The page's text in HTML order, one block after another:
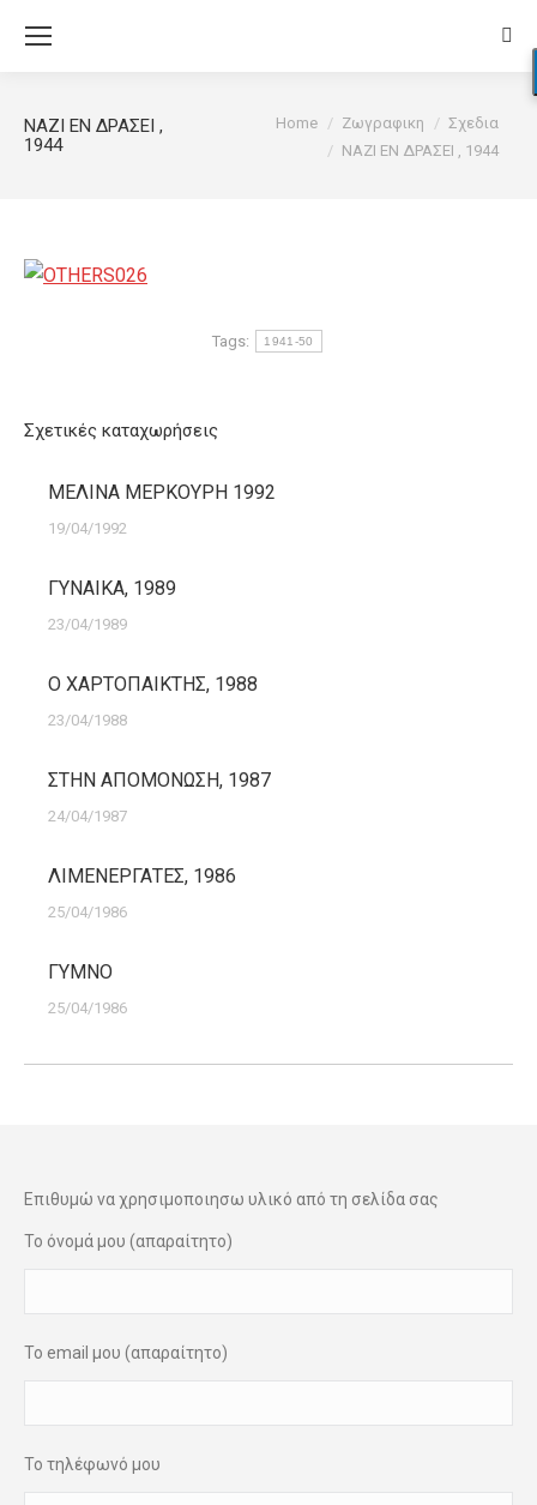
ΝΑΖΙ ΕΝ ΔΡΑΣΕΙ ,
1944
Home Ζωγραφικη
Σχεδια
ΝΑΖΙ ΕΝ ΔΡΑΣΕΙ , 1944
Tags: 1941-50
Σχετικές καταχωρήσεις
ΜΕΛΙΝΑ ΜΕΡΚΟΥΡΗ 1992
19/04/1992
ΓΥΝΑΙΚΑ, 1989
23/04/1989
Ο ΧΑΡΤΟΠΑΙΚΤΗΣ, 1988
23/04/1988
ΣΤΗΝ ΑΠΟΜΟΝΩΣΗ, 1987
24/04/1987
ΛΙΜΕΝΕΡΓΑΤΕΣ, 1986
25/04/1986
ΓΥΜΝΟ
25/04/1986
Επιθυμώ να χρησιμοποιησω υλικό από τη σελίδα σας
Το όνομά μου (απαραίτητο)
Το email μου (απαραίτητο)
Το τηλέφωνό μου